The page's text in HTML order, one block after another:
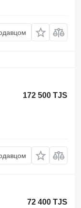
172 500 TJS
72 400 TJS